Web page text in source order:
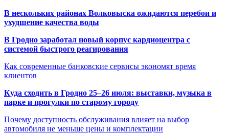
В нескольких районах Волковыска ожидаются перебои и
ухудшение качества воды
В Гродно заработал новый корпус кардиоцентра с
системой быстрого реагирования
Как современные банковские сервисы экономят время
клиентов
Куда сходить в Гродно 25–26 июля: выставки, музыка в
парке и прогулки по старому городу
Почему доступность обслуживания влияет на выбор
автомобиля не меньше цены и комплектации